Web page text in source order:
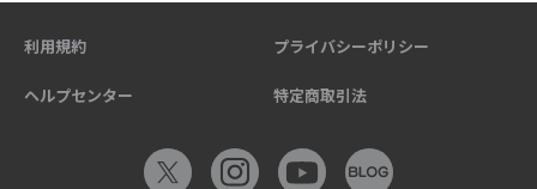
利用規約 プライバシーポリシー
ヘルプセンター 特定商取引法